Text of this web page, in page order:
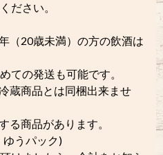
ださい。
（20歳未満）の方の飲酒は
ての発送も可能です。
蔵商品とは同梱出来ませ
る商品があります。
うパック)